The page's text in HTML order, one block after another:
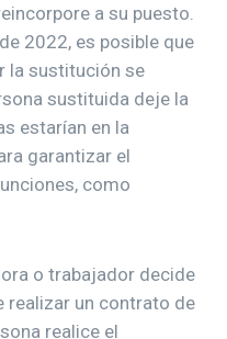
a su puesto.
2022, es posible que
la sustitución se
sustituida deje la
estarían en la
garantizar el
como
o trabajador decide
realizar un contrato de
realice el